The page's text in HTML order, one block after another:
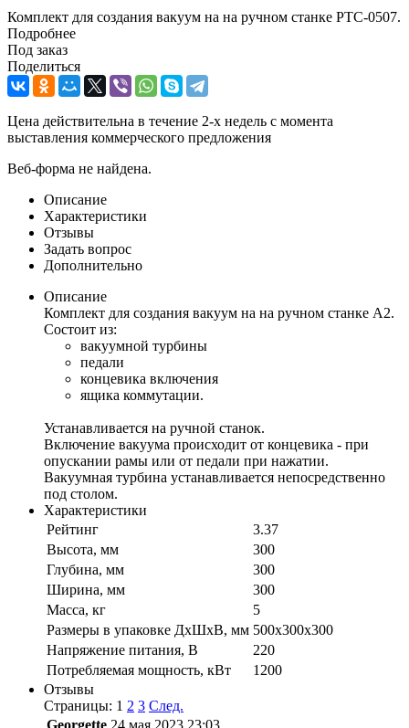
Комплект для создания вакуум на на ручном станке РТС-0507.
Подробнее
Под заказ
Поделиться
Цена действительна в течение 2-х недель с момента
выставления коммерческого предложения
Веб-форма не найдена.
Описание
Характеристики
Отзывы
Задать вопрос
Дополнительно
Описание
Комплект для создания вакуум на на ручном станке А2.
Состоит из:
вакуумной турбины
педали
концевика включения
ящика коммутации.
Устанавливается на ручной станок.
Включение вакуума происходит от концевика - при
опускании рамы или от педали при нажатии.
Вакуумная турбина устанавливается непосредственно
под столом.
Характеристики
Рейтинг
3.37
Высота, мм
300
Глубина, мм
300
Ширина, мм
300
Масса, кг
5
Размеры в упаковке ДхШхВ, мм 500х300х300
Напряжение питания, В
220
Потребляемая мощность, кВт
1200
Отзывы
Страницы: 1 2 3 След.
Georgette 24 мая 2023 23:03